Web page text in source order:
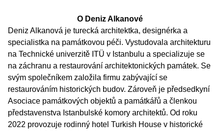
O Deniz Alkanové
Deniz Alkanová je turecká architektka, designérka a
specialistka na památkovou péči. Vystudovala architekturu
na Technické univerzitě ITÜ v Istanbulu a specializuje se
na záchranu a restaurování architektonických památek. Se
svým společníkem založila firmu zabývající se
restaurováním historických budov. Zároveň je předsedkyní
Asociace památkových objektů a památkářů a členkou
představenstva Istanbulské komory architektů. Od roku
2022 provozuje rodinný hotel Turkish House v historické